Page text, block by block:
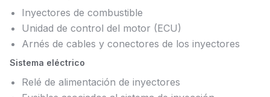
Inyectores de combustible
Unidad de control del motor (ECU)
Arnés de cables y conectores de los inyectores
Sistema eléctrico
Relé de alimentación de inyectores